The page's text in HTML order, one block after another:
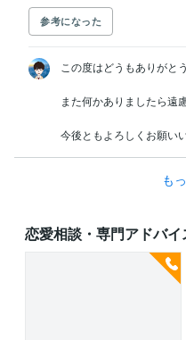
参考になった
この度はどうもありがと
また何かありましたら遠
今後ともよろしくお願い
も
恋愛相談・専門アドバ